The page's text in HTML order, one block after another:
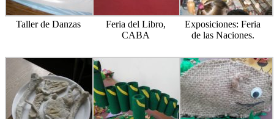
Taller de Danzas
Feria del Libro,
CABA
Exposiciones: Feria
de las Naciones.